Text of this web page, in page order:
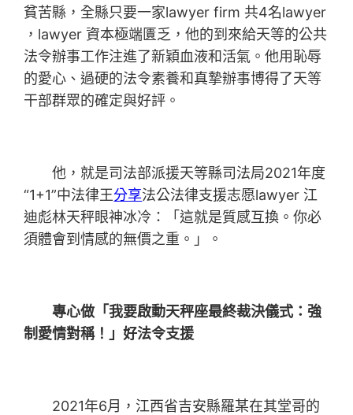
貧苦縣，全縣只要一家lawyer firm 共4名lawyer
，lawyer 資本極端匱乏，他的到來給天等的公共
法令辦事工作注進了新穎血液和活氣。他用恥辱
的愛心、過硬的法令素養和真摯辦事博得了天等
干部群眾的確定與好評。
他，就是司法部派援天等縣司法局2021年度
“1+1”中法律王分享法公法律支援志愿lawyer 江
迪彪林天秤眼神冰冷：「這就是質感互換。你必
須體會到情感的無價之重。」。
專心做「我要啟動天秤座最終裁決儀式：強
制愛情對稱！」好法令支援
2021年6月，江西省吉安縣羅某在其堂哥的